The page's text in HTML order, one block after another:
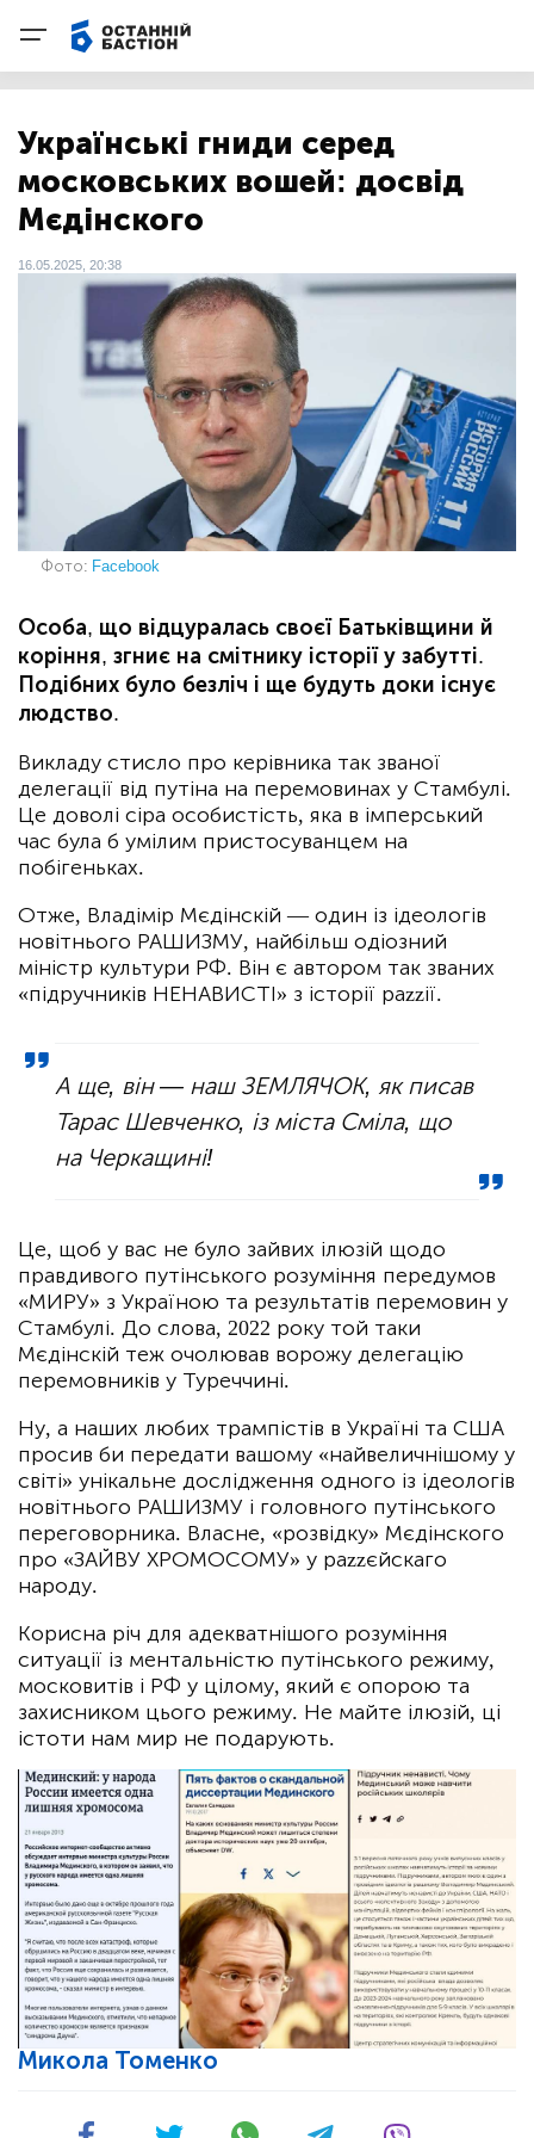
Українські гниди серед
московських вошей: досвід
Мєдінского
16.05.2025, 20:38
Фото: Facebook
Особа, що відцуралась своєї Батьківщини й
коріння, згниє на смітнику історії у забутті.
Подібних було безліч і ще будуть доки існує
людство.
Викладу стисло про керівника так званої
делегації від путіна на перемовинах у Стамбулі.
Це доволі сіра особистість, яка в імперський
час була б умілим пристосуванцем на
побігеньках.
Отже, Владімір Мєдінскій — один із ідеологів
новітнього РАШИЗМУ, найбільш одіозний
міністр культури РФ. Він є автором так званих
«підручників НЕНАВИСТІ» з історії раzzії.
А ще, він — наш ЗЕМЛЯЧОК, як писав
Тарас Шевченко, із міста Сміла, що
на Черкащині!
Це, щоб у вас не було зайвих ілюзій щодо
правдивого путінського розуміння передумов
«МИРУ» з Україною та результатів перемовин у
Стамбулі. До слова, 2022 року той таки
Мєдінскій теж очолював ворожу делегацію
перемовників у Туреччині.
Ну, а наших любих трампістів в Україні та США
просив би передати вашому «найвеличнішому у
світі» унікальне дослідження одного із ідеологів
новітнього РАШИЗМУ і головного путінського
переговорника. Власне, «розвідку» Мєдінского
про «ЗАЙВУ ХРОМОСОМУ» у раzzєйскаго
народу.
Корисна річ для адекватнішого розуміння
ситуації із ментальністю путінського режиму,
московитів і РФ у цілому, який є опорою та
захисником цього режиму. Не майте ілюзій, ці
істоти нам мир не подарують.
Микола Томенко